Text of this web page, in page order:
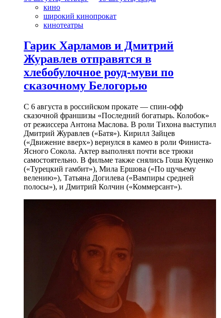
кино
широкий кинопрокат
кинотеатры
Гарик Харламов и Дмитрий
Журавлев отправятся в
хлебобулочное роуд-муви по
сказочному Белогорью
С 6 августа в российском прокате — спин-офф
сказочной франшизы «Последний богатырь. Колобок»
от режиссера Антона Маслова. В роли Тихона выступил
Дмитрий Журавлев («Батя»). Кирилл Зайцев
(«Движение вверх») вернулся в камео в роли Финиста-
Ясного Сокола. Актер выполнял почти все трюки
самостоятельно. В фильме также снялись Гоша Куценко
(«Турецкий гамбит»), Мила Ершова («По щучьему
велению»), Татьяна Догилева («Вампиры средней
полосы»), и Дмитрий Колчин («Коммерсант»).